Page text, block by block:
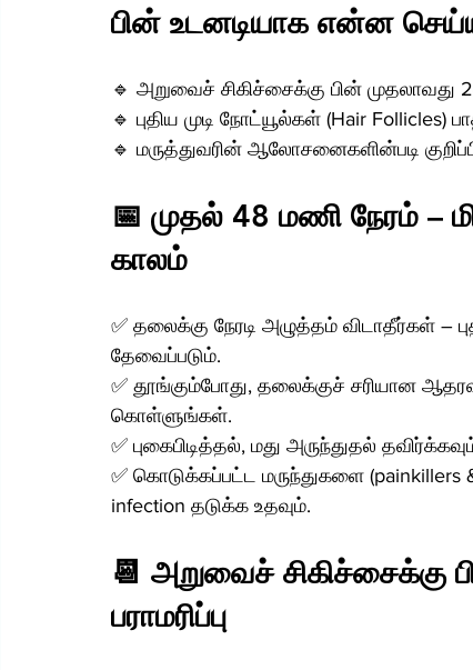
பின் உடனடியாக என்ன
🔹 அறுவைச் சிகிச்சைக்கு பின் முதலாவது
🔹 புதிய முடி நோட்யூல்கள் (Hair Follicles)
🔹 மருத்துவரின் ஆலோசனைகளின்படி
📅 முதல் 48 மணி நேரம் –
காலம்
✅ தலைக்கு நேரடி அழுத்தம் விடாதீர்கள் –
தேவைப்படும்.
✅ தூங்கும்போது, தலைக்குச் சரியான
கொள்ளுங்கள்.
✅ புகைபிடித்தல், மது அருந்துதல்
✅ கொடுக்கப்பட்ட மருந்துகளை
infection தடுக்க உதவும்.
📆 அறுவைச் சிகிச்சைக்கு
பராமரிப்பு